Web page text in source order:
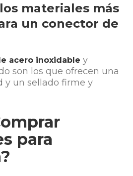
materiales más
un conector de
acero inoxidable y
son los que ofrecen una
y un sellado firme y
para